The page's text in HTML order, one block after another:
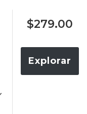
$279.00
Explorar